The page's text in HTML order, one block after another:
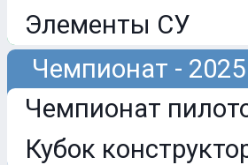
Элементы СУ
Чемпионат - 2025
Чемпионат
Кубок